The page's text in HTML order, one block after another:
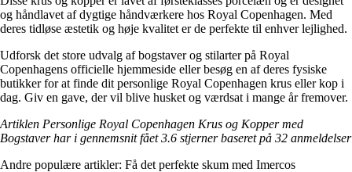
og håndlavet af dygtige håndværkere hos Royal Copenhagen. Med
deres tidløse æstetik og høje kvalitet er de perfekte til enhver lejlighed.
Udforsk det store udvalg af bogstaver og stilarter på Royal
Copenhagens officielle hjemmeside eller besøg en af deres fysiske
butikker for at finde dit personlige Royal Copenhagen krus eller kop i
dag. Giv en gave, der vil blive husket og værdsat i mange år fremover.
Artiklen Personlige Royal Copenhagen Krus og Kopper med
Bogstaver har i gennemsnit fået3.6 stjerner baseret på 32 anmeldelser
Andre populære artikler: Få det perfekte skum med Imercos